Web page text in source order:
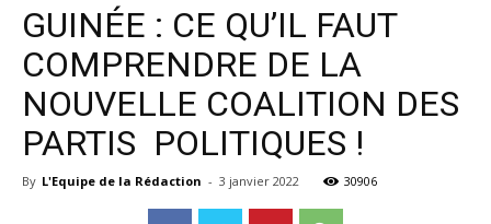
GUINÉE : CE QU’IL FAUT
COMPRENDRE DE LA
NOUVELLE COALITION DES
PARTIS POLITIQUES !
By L'Equipe de la Rédaction - 3 janvier 2022 30906